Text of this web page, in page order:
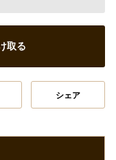
取る
シェア